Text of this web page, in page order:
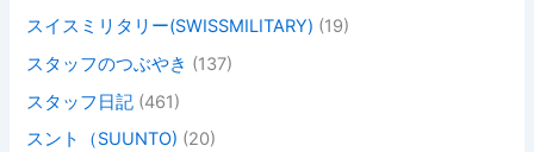
スイスミリタリー(SWISSMILITARY) (19)
スタッフのつぶやき (137)
スタッフ日記 (461)
スント（SUUNTO) (20)